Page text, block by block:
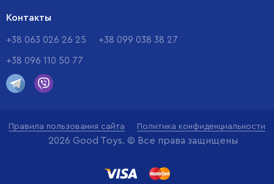
Контакты
+38 063 026 26 25 +38 099 038 38 27
+38 096 110 50 77
Правила пользования сайта Политика конфиденциальности
2026 Good Toys. © Все права защищены